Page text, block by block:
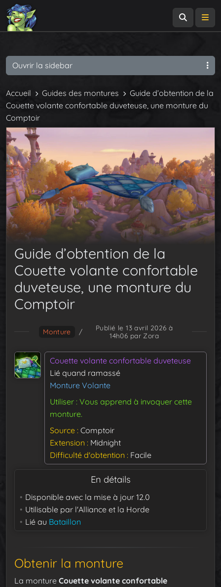
Accueil Guides des montures
Guide d’obtention de la
Couette volante confortable duveteuse, une monture du
Comptoir
Guide d’obtention de la
Couette volante confortable
duveteuse, une monture du
Comptoir
Monture /
Publié le 13 avril 2026 à
14h06 par Zora
Couette volante confortable duveteuse
Lié quand ramassé
Monture Volante
Utiliser : Vous apprend à invoquer cette
monture.
Source Comptoir
Extension
Midnight
Difficulté d'obtention
Facile
En détails
Disponible avec la mise à jour 12.0
Utilisable par l'Alliance et la Horde
Lié au Bataillon
Obtenir la monture
La monture Couette volante confortable
Ouvrir la sidebar